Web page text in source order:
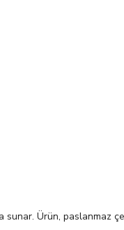
Ürün, paslanmaz